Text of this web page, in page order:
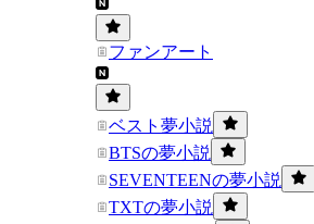
ファンアート
ベスト夢小説
BTSの夢小説
SEVENTEENの夢小説
TXTの夢小説